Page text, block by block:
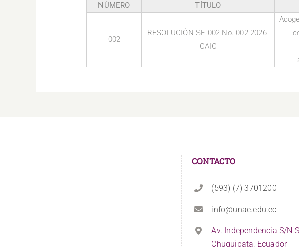
NÚMERO TÍTULO
002
RESOLUCIÓN-SE-002-No.-002-2026-
CAIC
CONTACTO
(593) (7) 3701200
info@unae.edu.ec
Av. Independencia S/N
Chuquipata, Ecuador